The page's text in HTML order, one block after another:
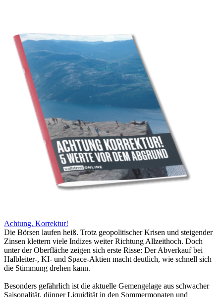
Achtung, Korrektur!
Die Börsen laufen heiß. Trotz geopolitischer Krisen und steigender
Zinsen klettern viele Indizes weiter Richtung Allzeithoch. Doch
unter der Oberfläche zeigen sich erste Risse: Der Abverkauf bei
Halbleiter-, KI- und Space-Aktien macht deutlich, wie schnell sich
die Stimmung drehen kann.
Besonders gefährlich ist die aktuelle Gemengelage aus schwacher
Saisonalität, dünner Liquidität in den Sommermonaten und